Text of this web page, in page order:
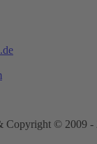
Copyright © 2009 -